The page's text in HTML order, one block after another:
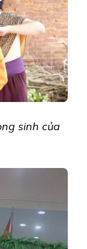
sinh của